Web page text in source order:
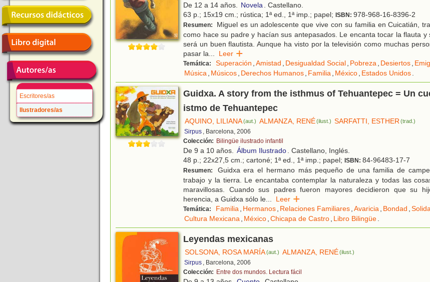
Escritores/as
Ilustradores/as
De 12 a 14 años. Novela. Castellano.
63 p.; 15x19 cm.; rústica; 1ª ed., 1ª imp.; papel; ISBN: 978-968-16-8396-2
Resumen:
Miguel es un adolescente que vive con su familia en Cuicatián,
como hace su padre y hacían sus antepasados. Le encanta tocar la flauta y
será un buen flautista. Aunque ha visto por la televisión como muchas
pasar la... Leer
Temática: Superación ,Amistad , Desigualdad Social, Pobreza, Desiertos,
Música, Músicos, Derechos Humanos, Familia, México, Estados Unidos.
Guidxa. A story from the isthmus of Tehuantepec = Un
istmo de Tehuantepec
AQUINO, LILIANA(aut.) ALMANZA, RENÉ(ilust.) SARFATTI, ESTHER (trad.)
Sirpus , Barcelona, 2006
Colección: Bilingüe ilustrado infantil
De 9 a 10 años. Álbum Ilustrado. Castellano, Inglés.
48 p.; 22x27,5 cm.; cartoné; 1ª ed., 1ª imp.; papel; ISBN: 84-96483-17-7
Resumen:
Guidxa era el hermano más pequeño de una familia de
trabajo y la tierra. Le encantaba contemplar la naturaleza y todas las
maravillosas. Cuando sus padres fueron mayores decidieron que su
herencia, a Guidxa sólo le... Leer
Temática: Familia, Hermanos, Relaciones Familiares,Avaricia, Bondad ,
Cultura Mexicana, México,Chicapa de Castro, Libro Bilingüe.
Leyendas mexicanas
SOLSONA, ROSA MARÍA(aut.) ALMANZA, RENÉ(ilust.)
Sirpus , Barcelona, 2006
Colección: Entre dos mundos. Lectura fácil